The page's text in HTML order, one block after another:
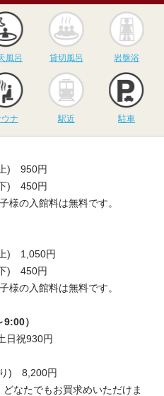
露天風呂
風呂
貸切風呂
貸切風呂 岩盤浴
サウナ
ナ 駅近 駐車
) 950円
) 450円
様の入館料は無料です。
) 1,050円
) 450円
様の入館料は無料です。
）
日祝930円
) 8,200円
どなたでもお買求めいただけま